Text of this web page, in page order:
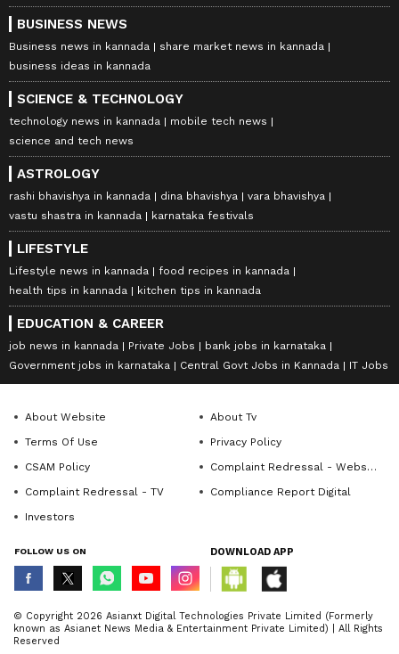
BUSINESS NEWS
Business news in kannada
share market news in kannada
business ideas in kannada
SCIENCE & TECHNOLOGY
technology news in kannada
mobile tech news
science and tech news
ASTROLOGY
rashi bhavishya in kannada dina bhavishya
vara bhavishya
vastu shastra in kannada
karnataka festivals
LIFESTYLE
Lifestyle news in kannada
food recipes in kannada
health tips in kannada
kitchen tips in kannada
EDUCATION & CAREER
job news in kannada Private Jobs
bank jobs in karnataka
Government jobs in karnataka
Central Govt Jobs in Kannada IT Jobs
About Website
About Tv
Terms Of Use
Privacy Policy
CSAM Policy
Complaint Redressal - Website
Complaint Redressal - TV
Compliance Report Digital
Investors
FOLLOW US ON DOWNLOAD APP
© Copyright 2026 Asianxt Digital Technologies Private Limited (Formerly
known as Asianet News Media & Entertainment Private Limited) | All Rights
Reserved